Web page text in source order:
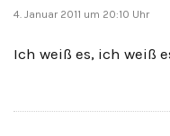
4. Januar 2011 um 20:10 Uhr
Ich weiß es, ich weiß